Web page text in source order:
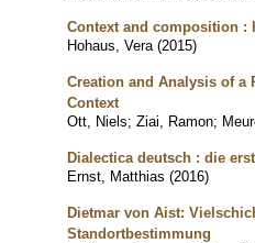
Context and composition :
Hohaus, Vera (2015)
Creation and Analysis of a
Context
Ott, Niels; Ziai, Ramon;
Dialectica deutsch : die
Ernst, Matthias (2016)
Dietmar von Aist:
Standortbestimmung